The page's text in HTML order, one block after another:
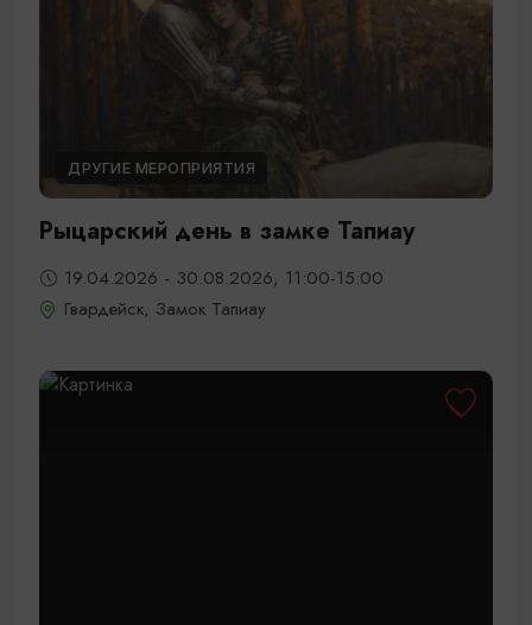
ДРУГИЕ МЕРОПРИЯТИЯ
Рыцарский день в замке Тапиау
19.04.2026 - 30.08.2026, 11:00-15:00
Гвардейск, Замок Тапиау